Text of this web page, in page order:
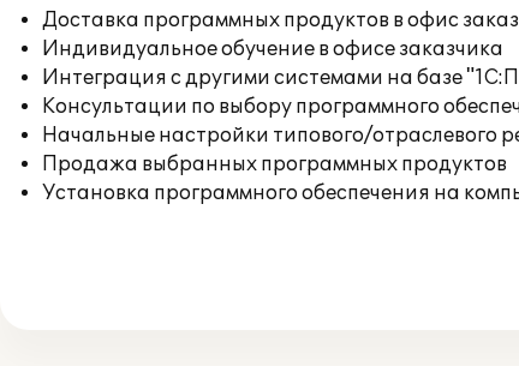
Доставка программных продуктов в офис
Индивидуальное обучение в офисе заказчика
Интеграция с другими системами на базе
Консультации по выбору программного
Начальные настройки типового/отраслевого
Продажа выбранных программных продуктов
Установка программного обеспечения на